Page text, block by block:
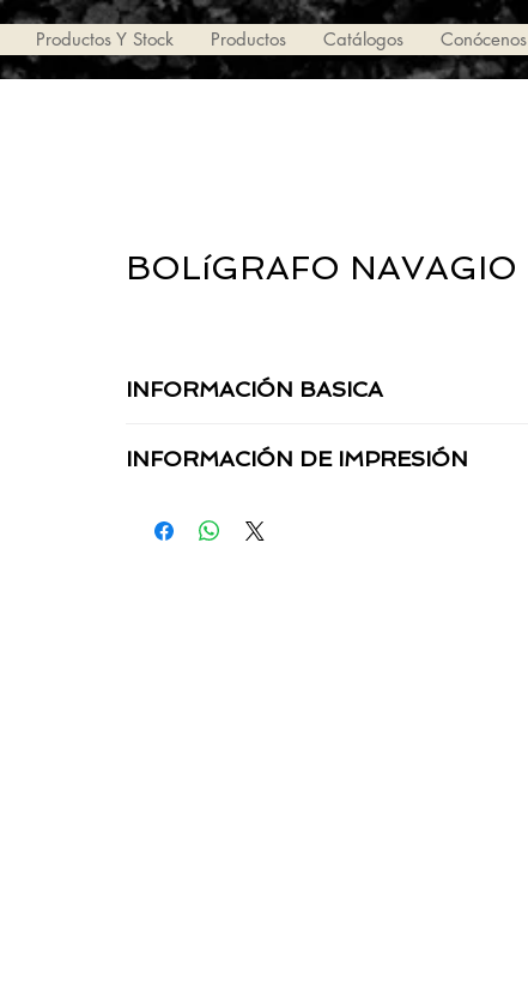
Productos Y Stock Productos Catálogos Conócenos
BOLíGRAFO NAVAGIO
INFORMACIÓN BASICA
MATERIAL: Acero Inoxidable
INFORMACIÓN DE IMPRESIÓN
TÉCNICA: